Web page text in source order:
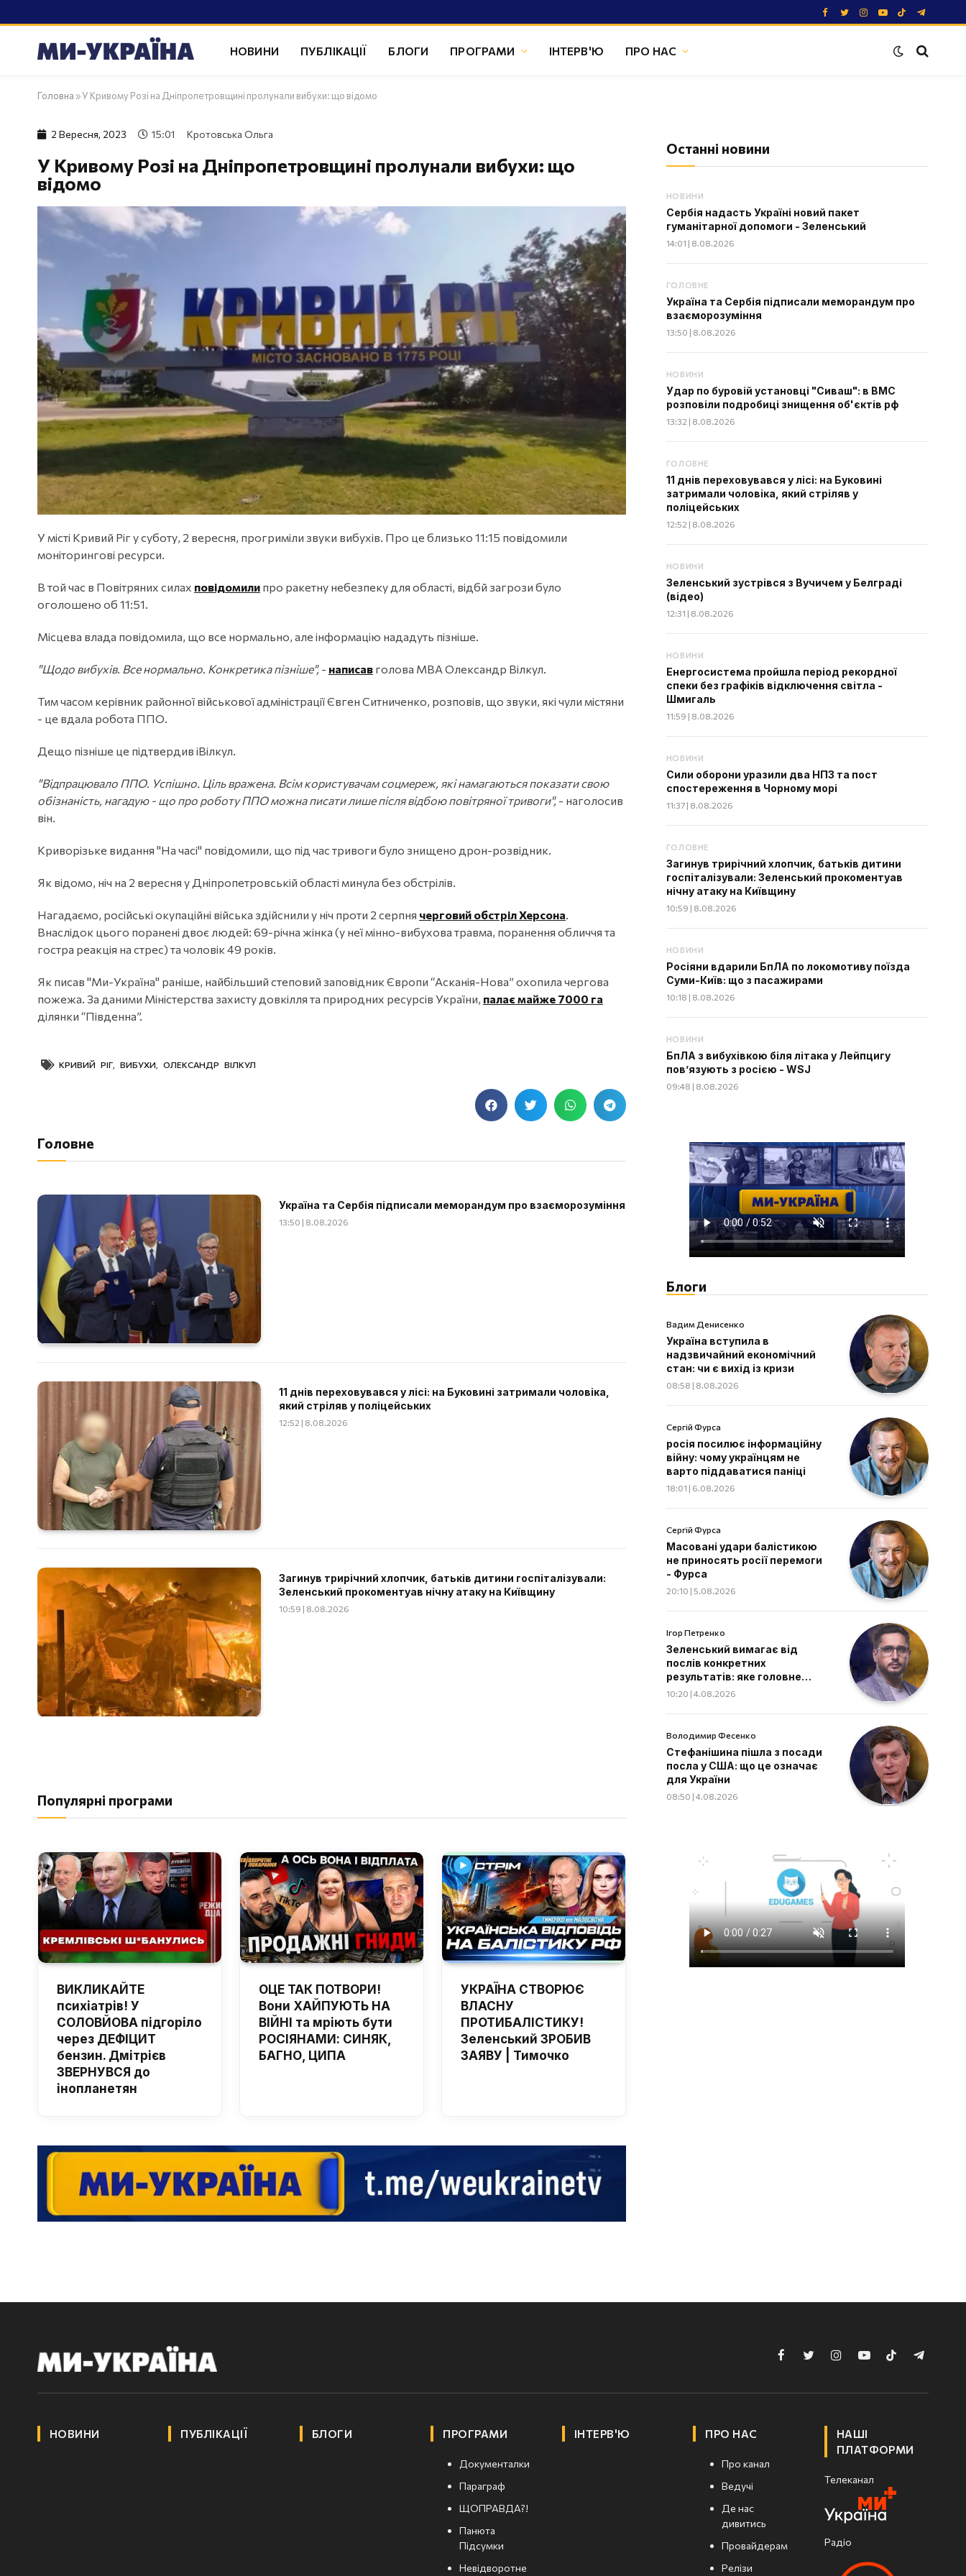
Facebook
TwitterInstagram
YouTube
TikTokTelegram
НОВИНИ ПУБЛІКАЦІЇ БЛОГИ ПРОГРАМИ ІНТЕРВ'Ю ПРО НАС
Головна »У Кривому Розі на Дніпропетровщині пролунали вибухи: що відомо
2 Вересня, 2023 15:01 Кротовська Ольга
У Кривому Розі на Дніпропетровщині пролунали вибухи: що
відомо
У місті Кривий Ріг у суботу, 2 вересня, прогриміли звуки вибухів. Про це близько 11:15 повідомили
моніторингові ресурси.
В той час в Повітряних силах повідомили про ракетну небезпеку для області, відбй загрози було
оголошено об 11:51.
Місцева влада повідомила, що все нормально, але інформацію нададуть пізніше.
"Щодо вибухів. Все нормально. Конкретика пізніше", - написав голова МВА Олександр Вілкул.
Тим часом керівник районної військової адміністрації Євген Ситниченко, розповів, що звуки, які чули містяни
- це вдала робота ППО.
Дещо пізніше це підтвердив іВілкул.
"Відпрацювало ППО. Успішно. Ціль вражена. Всім користувачам соцмереж, які намагаються показати свою
обізнаність, нагадую - що про роботу ППО можна писати лише після відбою повітряної тривоги", - наголосив
він.
Криворізьке видання "На часі" повідомили, що під час тривоги було знищено дрон-розвідник.
Як відомо, ніч на 2 вересня у Дніпропетровській області минула без обстрілів.
Нагадаємо, російські окупаційні війська здійснили у ніч проти 2 серпня черговий обстріл Херсона.
Внаслідок цього поранені двоє людей: 69-річна жінка (у неї мінно-вибухова травма, поранення обличчя та
гостра реакція на стрес) та чоловік 49 років.
Як писав "Ми-Україна" раніше, найбільший степовий заповідник Європи “Асканія-Нова” охопила чергова
пожежа. За даними Міністерства захисту довкілля та природних ресурсів України, палає майже 7000 га
ділянки “Південна”.
КРИВИЙ РІГ, ВИБУХИ, ОЛЕКСАНДР ВІЛКУЛ
Головне
Україна та Сербія підписали меморандум про взаєморозуміння
13:50 | 8.08.2026
11 днів переховувався у лісі: на Буковині затримали чоловіка,
який стріляв у поліцейських
12:52 | 8.08.2026
Загинув трирічний хлопчик, батьків дитини госпіталізували:
Зеленський прокоментуав нічну атаку на Київщину
10:59 | 8.08.2026
Популярні програми
ВИКЛИКАЙТЕ
психіатрів! У
СОЛОВЙОВА підгоріло
через ДЕФІЦИТ
бензин. Дмітрієв
ЗВЕРНУВСЯ до
інопланетян
ОЦЕ ТАК ПОТВОРИ!
Вони ХАЙПУЮТЬ НА
ВІЙНІ та мріють бути
РОСІЯНАМИ: СИНЯК,
БАГНО, ЦИПА
УКРАЇНА СТВОРЮЄ
ВЛАСНУ
ПРОТИБАЛІСТИКУ!
Зеленський ЗРОБИВ
ЗАЯВУ | Тимочко
Останні новини
НОВИНИ
Сербія надасть Україні новий пакет
гуманітарної допомоги - Зеленський
14:01 | 8.08.2026
ГОЛОВНЕ
Україна та Сербія підписали меморандум про
взаєморозуміння
13:50 | 8.08.2026
НОВИНИ
Удар по буровій установці "Сиваш": в ВМС
розповіли подробиці знищення об'єктів рф
13:32 | 8.08.2026
ГОЛОВНЕ
11 днів переховувався у лісі: на Буковині
затримали чоловіка, який стріляв у
поліцейських
12:52 | 8.08.2026
НОВИНИ
Зеленський зустрівся з Вучичем у Белграді
(відео)
12:31 | 8.08.2026
НОВИНИ
Енергосистема пройшла період рекордної
спеки без графіків відключення світла -
Шмигаль
11:59 | 8.08.2026
НОВИНИ
Сили оборони уразили два НПЗ та пост
спостереження в Чорному морі
11:37 | 8.08.2026
ГОЛОВНЕ
Загинув трирічний хлопчик, батьків дитини
госпіталізували: Зеленський прокоментуав
нічну атаку на Київщину
10:59 | 8.08.2026
НОВИНИ
Росіяни вдарили БпЛА по локомотиву поїзда
Суми-Київ: що з пасажирами
10:18 | 8.08.2026
НОВИНИ
БпЛА з вибухівкою біля літака у Лейпцигу
пов’язують з росією - WSJ
09:48 | 8.08.2026
Блоги
Вадим Денисенко
Україна вступила в
надзвичайний економічний
стан: чи є вихід із кризи
08:58 | 8.08.2026
Сергій Фурса
росія посилює інформаційну
війну: чому українцям не
варто піддаватися паніці
18:01 | 6.08.2026
Сергій Фурса
Масовані удари балістикою
не приносять росії перемоги
- Фурса
20:10 | 5.08.2026
Ігор Петренко
Зеленський вимагає від
послів конкретних
результатів: яке головне
завдання дипломатів
10:20 | 4.08.2026
Володимир Фесенко
Стефанішина пішла з посади
посла у США: що це означає
для України
08:50 | 4.08.2026
FacebookTwitterInstagramYouTubeTikTokTelegram
НОВИНИ ПУБЛІКАЦІЇ БЛОГИ ПРОГРАМИ
Документалки
Параграф
ЩОПРАВДА?!
Панюта
Підсумки
Невідворотне
ІНТЕРВ'Ю ПРО НАС
Про канал
Ведучі
Де нас
дивитись
Провайдерам
Релізи
НАШІ
ПЛАТФОРМИ
Телеканал
Радіо